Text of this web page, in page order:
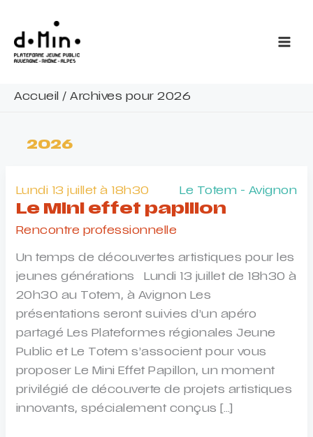
contenu
Accueil / Archives pour 2026
2026
Lundi 13 juillet à 18h30 Le Totem - Avignon
Le Mini effet papillon
Rencontre professionnelle
Un temps de découvertes artistiques pour les
jeunes générations Lundi 13 juillet de 18h30 à
20h30 au Totem, à Avignon Les
présentations seront suivies d’un apéro
partagé Les Plateformes régionales Jeune
Public et Le Totem s’associent pour vous
proposer Le Mini Effet Papillon, un moment
privilégié de découverte de projets artistiques
innovants, spécialement conçus […]